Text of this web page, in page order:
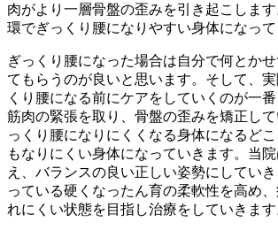
肉がより一層骨盤の歪みを引き起こしま
環でぎっくり腰になりやすい身体になって
ぎっくり腰になった場合は自分で何とか
てもらうのが良いと思います。そして、
くり腰になる前にケアをしていくのが一番
筋肉の緊張を取り、骨盤の歪みを矯正し
っくり腰になりにくくなる身体になるど
もなりにくい身体になっていきます。当
え、バランスの良い正しい姿勢にしてい
っている硬くなったん育の柔軟性を高め
れにくい状態を目指し治療をしていきます